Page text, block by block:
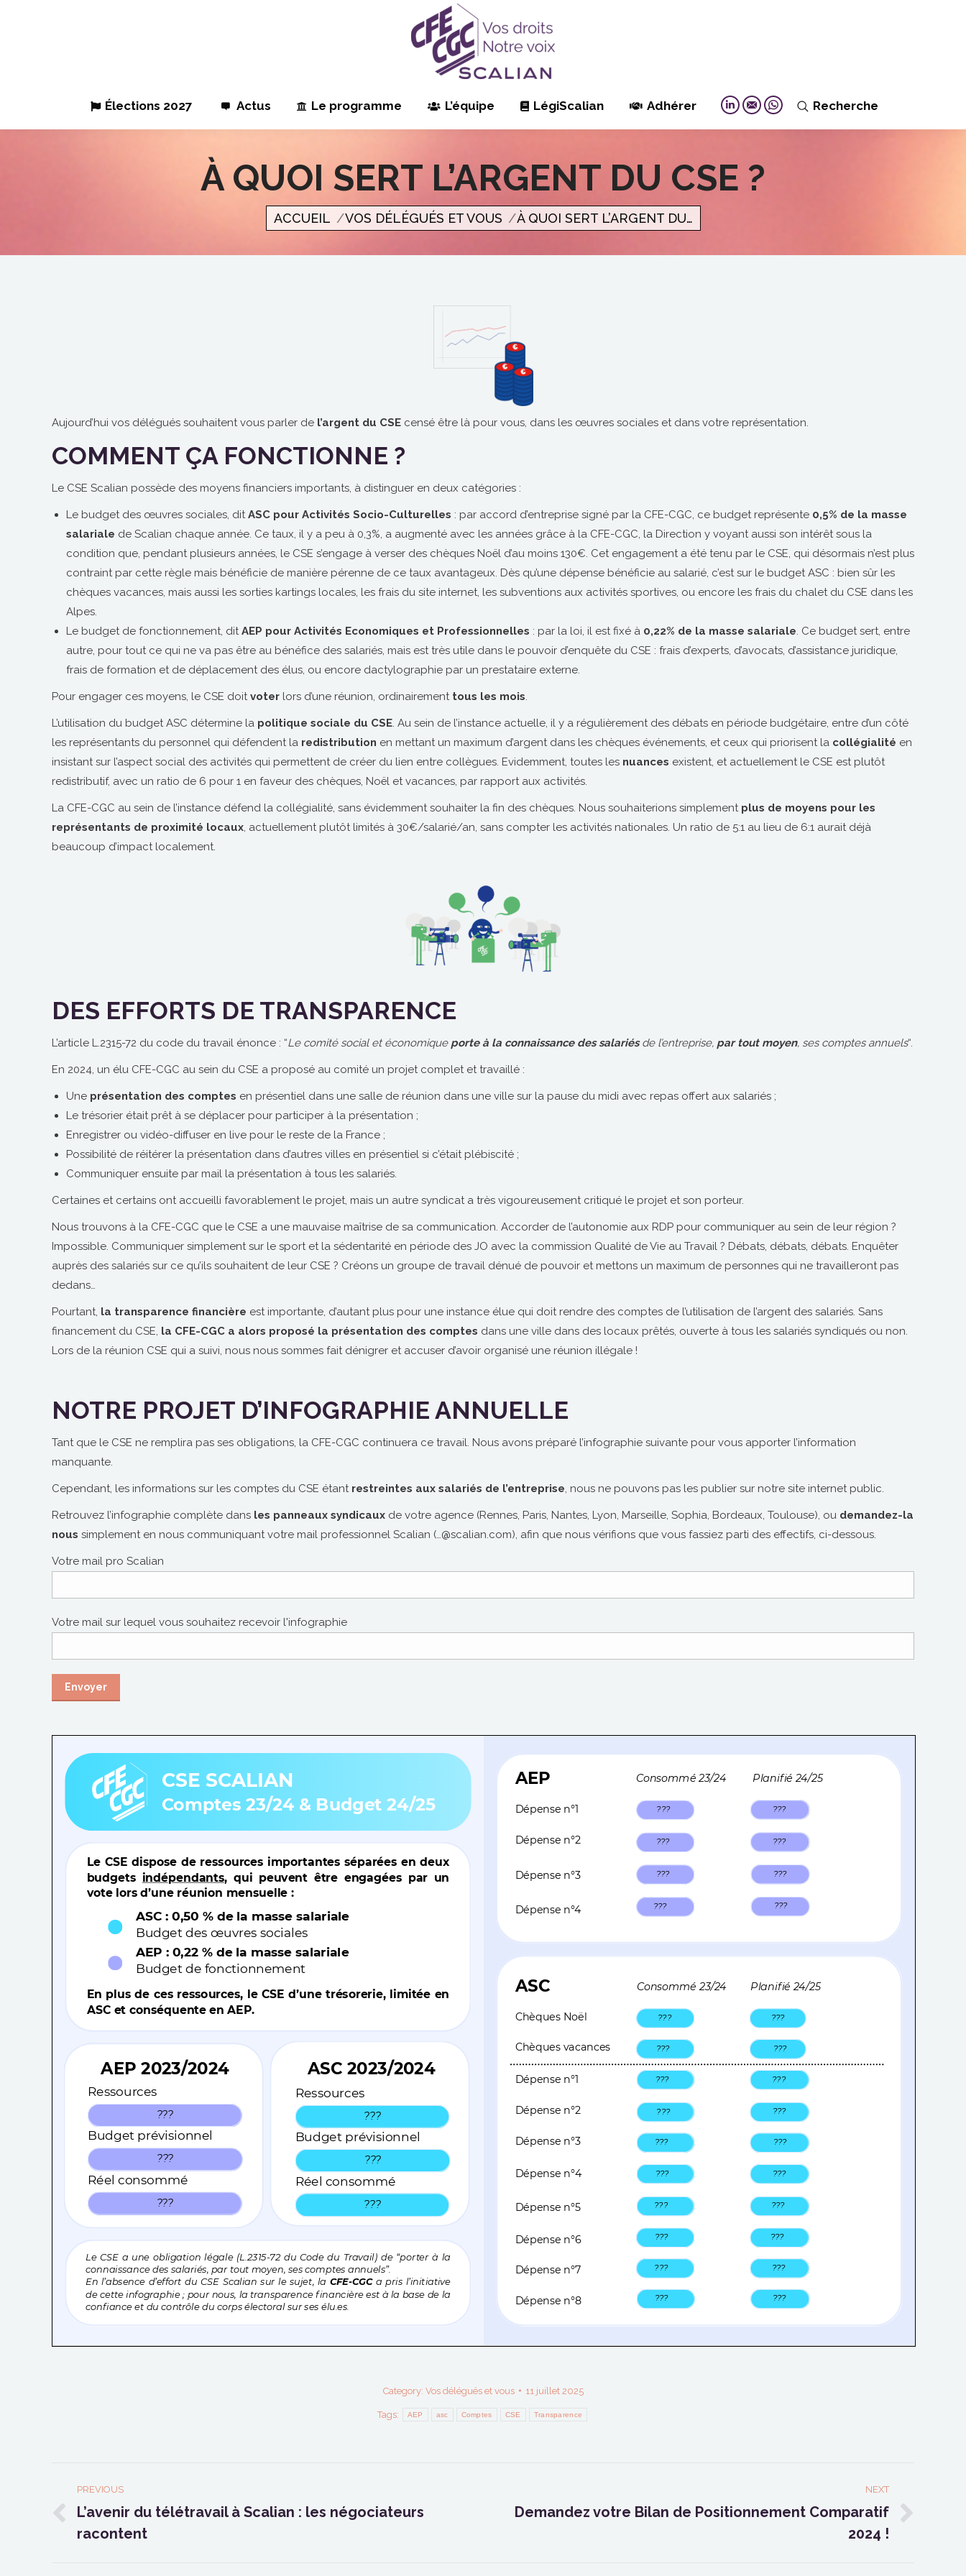
Élections 2027 Actus Le programme L’équipe LégiScalian Adhérer
Linkedin
MailWhatsapp
Search:
Recherche
À QUOI SERT L’ARGENT DU CSE ?
Vous êtes ici
ACCUEIL VOS DÉLÉGUÉS ET VOUS À QUOI SERT L’ARGENT DU…
Aujourd’hui vos délégués souhaitent vous parler de l’argent du CSE censé être là pour vous, dans les œuvres sociales et dans votre représentation.
COMMENT ÇA FONCTIONNE ?
Le CSE Scalian possède des moyens financiers importants, à distinguer en deux catégories :
Le budget des œuvres sociales, ditASC pour Activités Socio-Culturelles : par accord d’entreprise signé par la CFE-CGC, ce budget représente 0,5% de la masse
salariale de Scalian chaque année. Ce taux, il y a peu à 0,3%, a augmenté avec les années grâce à la CFE-CGC, la Direction y voyant aussi son intérêt sous la
condition que, pendant plusieurs années, le CSE s’engage à verser des chèques Noël d’au moins 130€. Cet engagement a été tenu par le CSE, qui désormais n’est plus
contraint par cette règle mais bénéficie de manière pérenne de ce taux avantageux. Dès qu’une dépense bénéficie au salarié, c’est sur le budget ASC : bien sûr les
chèques vacances, mais aussi les sorties kartings locales, les frais du site internet, les subventions aux activités sportives, ou encore les frais du chalet du CSE dans les
Alpes.
Le budget de fonctionnement, ditAEP pour Activités Economiques et Professionnelles : par la loi, il est fixé à 0,22% de la masse salariale. Ce budget sert, entre
autre, pour tout ce qui ne va pas être au bénéfice des salariés, mais est très utile dans le pouvoir d’enquête du CSE : frais d’experts, d’avocats, d’assistance juridique,
frais de formation et de déplacement des élus, ou encore dactylographie par un prestataire externe.
Pour engager ces moyens, le CSE doitvoter lors d’une réunion, ordinairement tous les mois.
L’utilisation du budget ASC détermine la politique sociale du CSE. Au sein de l’instance actuelle, il y a régulièrement des débats en période budgétaire, entre d’un côté
les représentants du personnel qui défendent la redistribution en mettant un maximum d’argent dans les chèques événements, et ceux qui priorisent la collégialité en
insistant sur l’aspect social des activités qui permettent de créer du lien entre collègues. Evidemment, toutes les nuances existent, et actuellement le CSE est plutôt
redistributif, avec un ratio de 6 pour 1 en faveur des chèques, Noël et vacances, par rapport aux activités.
La CFE-CGC au sein de l’instance défend la collégialité, sans évidemment souhaiter la fin des chèques. Nous souhaiterions simplement plus de moyens pour les
représentants de proximité locaux, actuellement plutôt limités à 30€/salarié/an, sans compter les activités nationales. Un ratio de 5:1 au lieu de 6:1 aurait déjà
beaucoup d’impact localement.
DES EFFORTS DE TRANSPARENCE
L’article L.2315-72 du code du travail énonce : “Le comité social et économique porte à la connaissance des salariésde l’entreprise, par tout moyen, ses comptes annuels“.
En 2024, un élu CFE-CGC au sein du CSE a proposé au comité un projet complet et travaillé :
Une présentation des comptes en présentiel dans une salle de réunion dans une ville sur la pause du midi avec repas offert aux salariés ;
Le trésorier était prêt à se déplacer pour participer à la présentation ;
Enregistrer ou vidéo-diffuser en live pour le reste de la France ;
Possibilité de réitérer la présentation dans d’autres villes en présentiel si c’était plébiscité ;
Communiquer ensuite par mail la présentation à tous les salariés.
Certaines et certains ont accueilli favorablement le projet, mais un autre syndicat a très vigoureusement critiqué le projet et son porteur.
Nous trouvons à la CFE-CGC que le CSE a une mauvaise maîtrise de sa communication. Accorder de l’autonomie aux RDP pour communiquer au sein de leur région ?
Impossible. Communiquer simplement sur le sport et la sédentarité en période des JO avec la commission Qualité de Vie au Travail ? Débats, débats, débats. Enquêter
auprès des salariés sur ce qu’ils souhaitent de leur CSE ? Créons un groupe de travail dénué de pouvoir et mettons un maximum de personnes qui ne travailleront pas
dedans…
Pourtant, la transparence financière est importante, d’autant plus pour une instance élue qui doit rendre des comptes de l’utilisation de l’argent des salariés. Sans
financement du CSE, la CFE-CGC a alors proposé la présentation des comptes dans une ville dans des locaux prêtés, ouverte à tous les salariés syndiqués ou non.
Lors de la réunion CSE qui a suivi, nous nous sommes fait dénigrer et accuser d’avoir organisé une réunion illégale !
NOTRE PROJET D’INFOGRAPHIE ANNUELLE
Tant que le CSE ne remplira pas ses obligations, la CFE-CGC continuera ce travail. Nous avons préparé l’infographie suivante pour vous apporter l’information
manquante.
Cependant, les informations sur les comptes du CSE étant restreintes aux salariés de l’entreprise, nous ne pouvons pas les publier sur notre site internet public.
Retrouvez l’infographie complète dans les panneaux syndicaux de votre agence (Rennes, Paris, Nantes, Lyon, Marseille, Sophia, Bordeaux, Toulouse), ou demandez-la
nous simplement en nous communiquant votre mail professionnel Scalian (…@scalian.com), afin que nous vérifions que vous fassiez parti des effectifs, ci-dessous.
Votre mail pro Scalian
Votre mail sur lequel vous souhaitez recevoir l'infographie
Category: Vos délégués et vous 11 juillet 2025
Tags: AEP asc Comptes CSE Transparence
NAVIGATION
PREVIOUS
post:
L’avenir du télétravail à Scalian : les négociateurs
racontent
NEXT
Demandez votre Bilan de Positionnement Comparatif
2024 !